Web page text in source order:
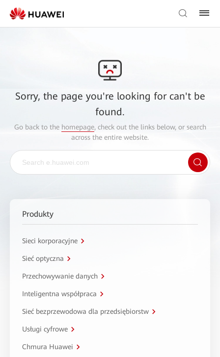
Sorry, the page you're looking for can't be
found.
Go back to the homepage, check out the links below, or search
across the entire website.
Produkty
Sieci korporacyjne
Sieć optyczna
Przechowywanie danych
Inteligentna współpraca
Sieć bezprzewodowa dla przedsiębiorstw
Usługi cyfrowe
Chmura Huawei